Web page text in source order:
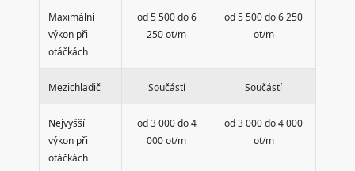
Maximální
výkon při
otáčkách
od 5 500 do 6
250 ot/m
od 5 500 do 6 250
ot/m
Mezichladič Součástí Součástí
Nejvyšší
výkon při
otáčkách
od 3 000 do 4
000 ot/m
od 3 000 do 4 000
ot/m